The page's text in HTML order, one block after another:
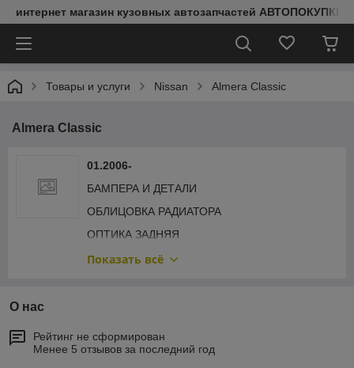
интернет магазин кузовных автозапчастей АВТОПОКУПКИ
Товары и услуги Nissan Almera Classic
Almera Classic
01.2006-
БАМПЕРА И ДЕТАЛИ
ОБЛИЦОВКА РАДИАТОРА
ОПТИКА ЗАДНЯЯ
ОПТИКА ПЕРЕДНЯЯ
Показать всё
О нас
Рейтинг не сформирован
Менее 5 отзывов за последний год